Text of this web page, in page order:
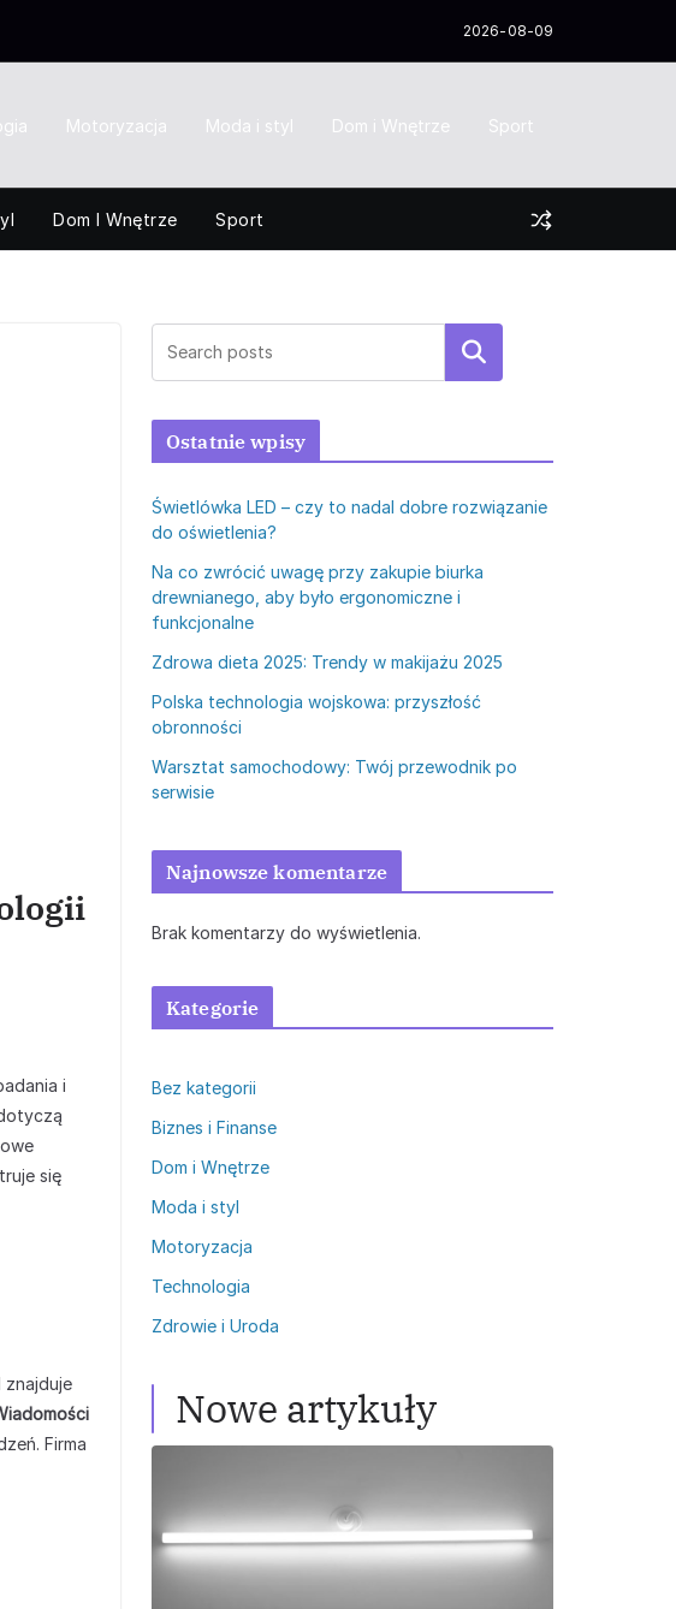
2026-08-09
Motoryzacja Moda i styl Dom i Wnętrze Sport
Dom I Wnętrze Sport
i
się
znajduje
Firma
Szukaj
Ostatnie wpisy
Świetlówka LED – czy to nadal dobre rozwiązanie
do oświetlenia?
Na co zwrócić uwagę przy zakupie biurka
drewnianego, aby było ergonomiczne i
funkcjonalne
Zdrowa dieta 2025: Trendy w makijażu 2025
Polska technologia wojskowa: przyszłość
obronności
Warsztat samochodowy: Twój przewodnik po
serwisie
Najnowsze komentarze
Brak komentarzy do wyświetlenia.
Kategorie
Bez kategorii
Biznes i Finanse
Dom i Wnętrze
Moda i styl
Motoryzacja
Technologia
Zdrowie i Uroda
Nowe artykuły